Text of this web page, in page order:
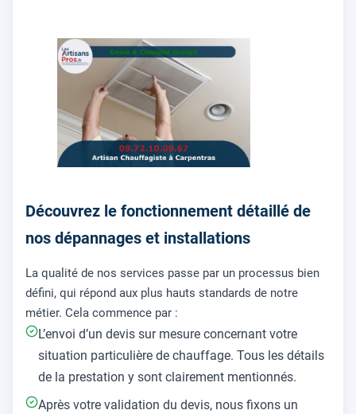
Découvrez le fonctionnement détaillé de
nos dépannages et installations
La qualité de nos services passe par un processus bien
défini, qui répond aux plus hauts standards de notre
métier. Cela commence par :
L’envoi d’un devis sur mesure concernant votre
situation particulière de chauffage. Tous les détails
de la prestation y sont clairement mentionnés.
Après votre validation du devis, nous fixons un